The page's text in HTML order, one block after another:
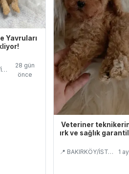
Yavruları
📍 SULTANGAZİ/İSTANBUL
28 gün
önce
Veteriner
ırk ve sağlık
📍 BAKIRKÖY/İSTANBUL 1